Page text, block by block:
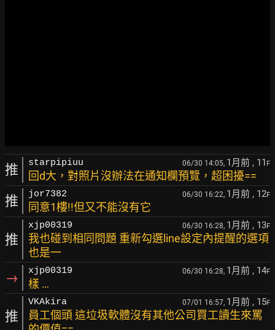
推 starpipiuu 06/30 14:05, 1月前 , 11 F
回d大，對照片沒辦法在通知欄預覽，超困擾==
推 jor7382 06/30 16:22, 1月前 , 12F
同意1樓!!但又不能沒有它
推
xjp00319 06/30 16:28, 1月前 , 13F
我也碰到相同問題 重新勾選line設定內提醒的選項
也是一
→ xjp00319 06/30 16:28, 1月前 , 14F
樣 …
推
VKAkira 07/01 16:57, 1月前 , 15F
員工個頭 這垃圾軟體沒有其他公司買工讀生來罵